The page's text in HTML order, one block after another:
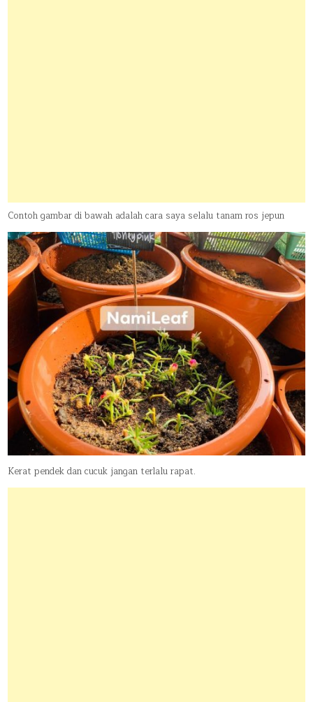
Contoh gambar di bawah adalah cara saya selalu tanam ros jepun
Kerat pendek dan cucuk jangan terlalu rapat.